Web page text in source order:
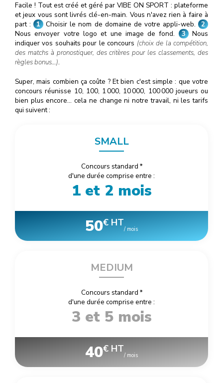
Facile ! Tout est créé et géré par VIBE ON SPORT : plateforme
et jeux vous sont livrés clé-en-main. Vous n'avez rien à faire à
part : 1 Choisir le nom de domaine de votre appli-web. 2
Nous envoyer votre logo et une image de fond.
3 Nous
indiquer vos souhaits pour le concours (choix de la compétition,
des matchs à pronostiquer, des critères pour les classements, des
règles bonus…).
Super, mais combien ça coûte ? Et bien c'est simple : que votre
concours réunisse 10, 100, 1000, 10000, 100000joueurs ou
bien plus encore… cela ne change ni notre travail, ni les tarifs
qui suivent :
SMALL
Concours standard *
d'une durée comprise entre :
1 et 2 mois
50€ HT
/ mois
MEDIUM
Concours standard *
d'une durée comprise entre :
3 et 5 mois
40€ HT
/ mois